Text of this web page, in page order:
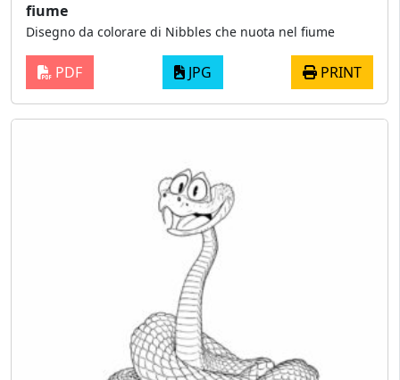
fiume
Disegno da colorare di Nibbles che nuota nel fiume
PDF JPG PRINT